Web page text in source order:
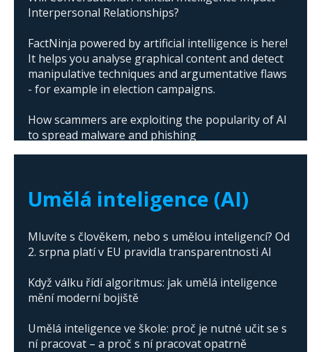
Interpersonal Relationships?
FactNinja powered by artificial intelligence is here!
It helps you analyse graphical content and detect
manipulative techniques and argumentative flaws
- for example in election campaigns.
How scammers are exploiting the popularity of AI
to spread malware and phishing
Umělá inteligence (AI)
Mluvíte s člověkem, nebo s umělou inteligencí? Od
2. srpna platí v EU pravidla transparentnosti AI
Když válku řídí algoritmus: jak umělá inteligence
mění moderní bojiště
Umělá inteligence ve škole: proč je nutné učit se s
ní pracovat – a proč s ní pracovat opatrně